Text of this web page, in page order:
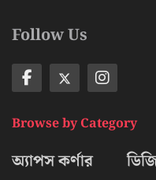
Follow Us
Browse by Category
অ্যাপস কর্ণার